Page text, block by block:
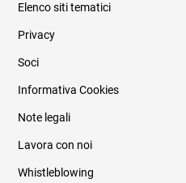
Elenco siti tematici
Privacy
Soci
Informativa Cookies
Note legali
Lavora con noi
Whistleblowing